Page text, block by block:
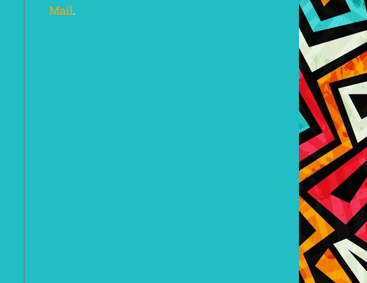
Mail.